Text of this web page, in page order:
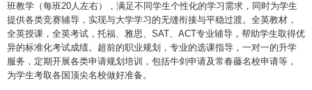
班教学（每班20人左右），满足不同学生个性化的学习需求，同时为学生
提供各类竞赛辅导，实现与大学学习的无缝衔接与平稳过渡。全英教材，
全英授课，全英考试，托福、雅思、SAT、ACT专业辅导，帮助学生取得优
异的标准化考试成绩。超前的职业规划，专业的选课指导，一对一的升学
服务，定期开展各类申请规划培训，包括牛剑申请及常春藤名校申请等，
为学生考取各国顶尖名校做好准备。